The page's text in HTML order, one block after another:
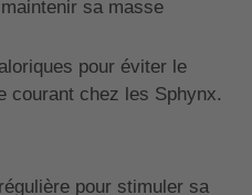
sa masse
pour éviter le
courant chez les Sphynx.
pour stimuler sa